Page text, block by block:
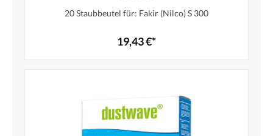
20 Staubbeutel für: Fakir (Nilco) S 300
19,43 €*